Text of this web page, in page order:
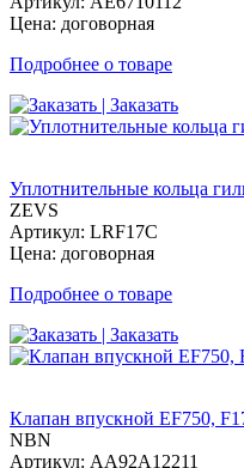
Цена: договорная
Подробнее о товаре
| Заказать
Уплотнительные кольца
ZEVS
Артикул: LRF17C
Цена: договорная
Подробнее о товаре
| Заказать
Клапан впускной EF750,
NBN
Артикул: AA92A12211